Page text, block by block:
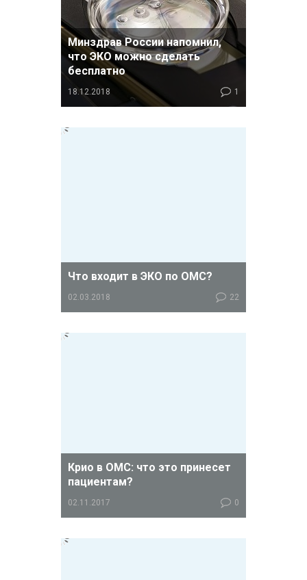
Минздрав России напомнил,
что ЭКО можно сделать
бесплатно
18.12.2018 1
о гарантиях бесплатного оказания
Что входит в ЭКО по ОМС?
02.03.2018 22
были внесены дополнения.
Крио в ОМС: что это принесет
пациентам?
02.11.2017 0
в базовую программу